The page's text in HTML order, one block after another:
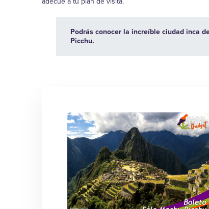
Podrás conocer la increíble ciudad inca
Picchu.